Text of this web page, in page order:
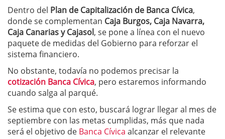
Dentro del Plan de Capitalización de Banca Cívica,
donde se complementan Caja Burgos, Caja Navarra,
Caja Canarias y Cajasol, se pone a línea con el nuevo
paquete de medidas del Gobierno para reforzar el
sistema financiero.
No obstante, todavía no podemos precisar la
cotización Banca Cívica, pero estaremos informando
cuando salga al parqué.
Se estima que con esto, buscará lograr llegar al mes de
septiembre con las metas cumplidas, más que nada
será el objetivo de Banca Cívica alcanzar el relevante